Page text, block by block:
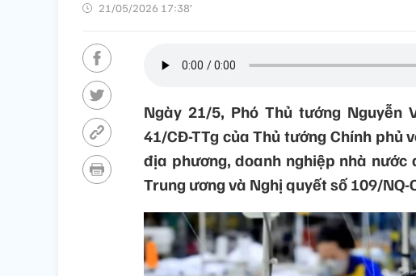
21/05/2026 17:38’
Ngày 21/5, Phó Thủ tướng
41/CĐ-TTg của Thủ tướng Chính phủ
địa phương, doanh nghiệp nhà nước
Trung ương và Nghị quyết số 109/NQ-